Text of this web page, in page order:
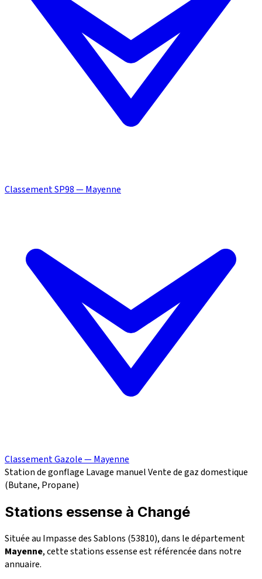
Classement SP98 — Mayenne
Classement Gazole — Mayenne
Station de gonflage Lavage manuelVente de gaz domestique
(Butane, Propane)
Stations essense à Changé
Située au Impasse des Sablons (53810), dans le département
Mayenne, cette stations essense est référencée dans notre
annuaire.